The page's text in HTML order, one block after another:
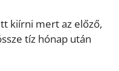
kiírni mert az előző,
tíz hónap után